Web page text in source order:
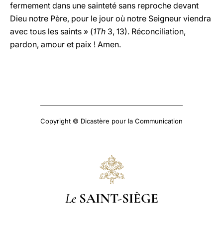
fermement dans une sainteté sans reproche devant
Dieu notre Père, pour le jour où notre Seigneur viendra
avec tous les saints » (1Th 3, 13). Réconciliation,
pardon, amour et paix ! Amen.
Copyright © Dicastère pour la Communication
Le SAINT-SIÈGE